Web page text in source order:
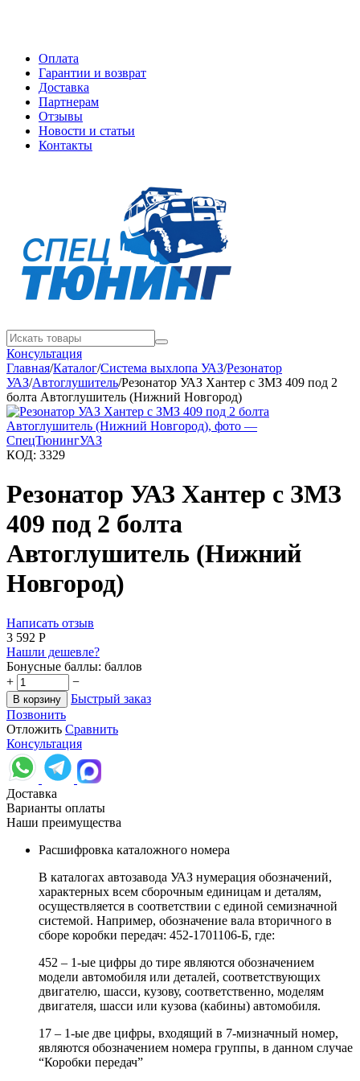
Оплата
Гарантии и возврат
Доставка
Партнерам
Отзывы
Новости и статьи
Контакты
Консультация
Главная/Каталог/Система выхлопа УАЗ/Резонатор
УАЗ/Автоглушитель/Резонатор УАЗ Хантер с ЗМЗ 409 под 2
болта Автоглушитель (Нижний Новгород)
КОД: 3329
Резонатор УАЗ Хантер с ЗМЗ
409 под 2 болта
Автоглушитель (Нижний
Новгород)
Написать отзыв
3 592 Р
Нашли дешевле?
Бонусные баллы: баллов
+
−
В корзину
Быстрый заказ
Позвонить
Отложить Сравнить
Консультация
Доставка
Варианты оплаты
Наши преимущества
Расшифровка каталожного номера
В каталогах автозавода УАЗ нумерация обозначений,
характерных всем сборочным единицам и деталям,
осуществляется в соответствии с единой семизначной
системой. Например, обозначение вала вторичного в
сборе коробки передач: 452-1701106-Б, где:
452 – 1-ые цифры до тире являются обозначением
модели автомобиля или деталей, соответствующих
двигателю, шасси, кузову, соответственно, моделям
двигателя, шасси или кузова (кабины) автомобиля.
17 – 1-ые две цифры, входящий в 7-мизначный номер,
являются обозначением номера группы, в данном случае
“Коробки передач”